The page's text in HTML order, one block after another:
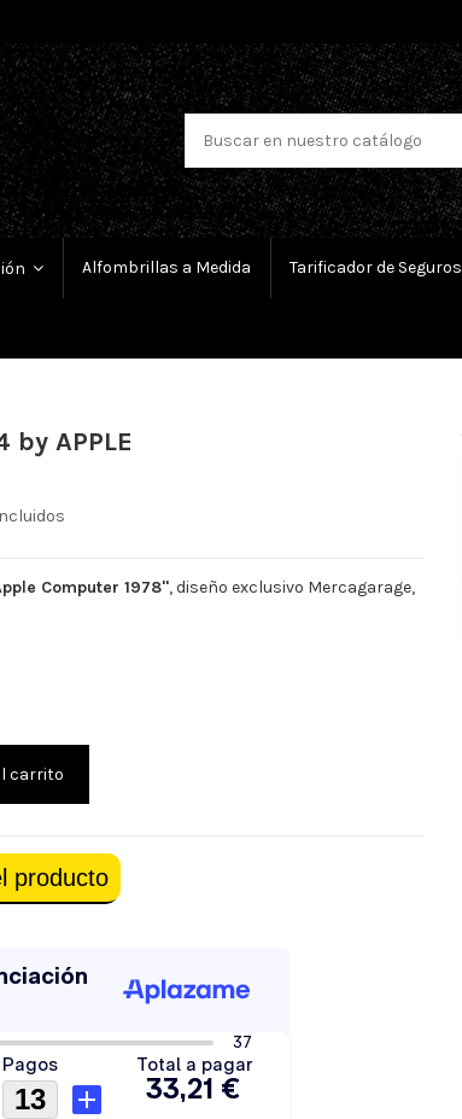
Alfombrillas a Medida Tarificador de Seguros
by APPLE
Computer 1978", diseño exclusivo Mercagarage,
carrito
producto